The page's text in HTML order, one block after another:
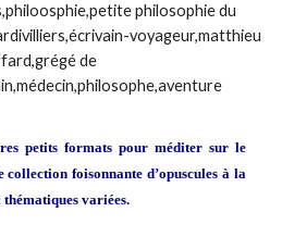
petits formats pour méditer sur le
foisonnante d’opuscules à la
variées.